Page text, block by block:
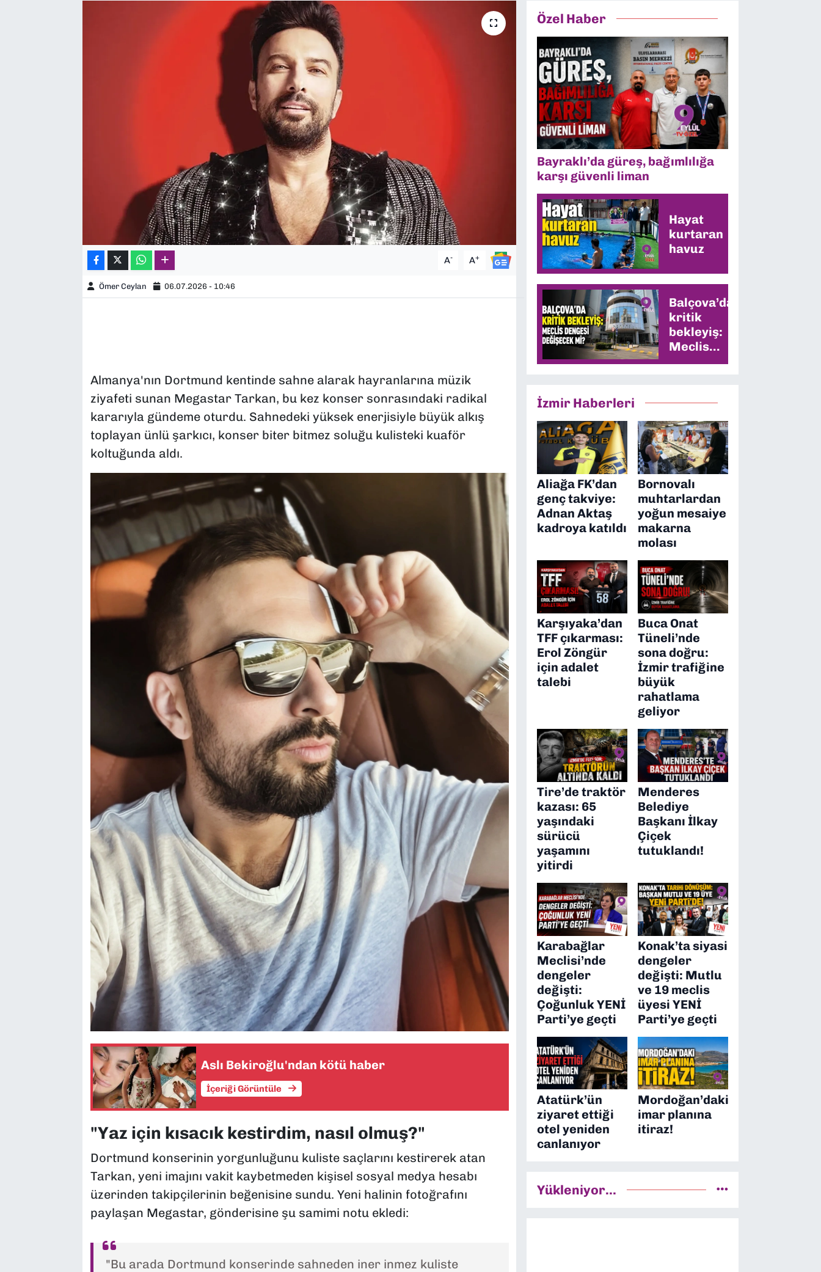
A- A+
Ömer Ceylan 06.07.2026 - 10:46
Almanya'nın Dortmund kentinde sahne alarak hayranlarına müzik
ziyafeti sunan Megastar Tarkan, bu kez konser sonrasındaki radikal
kararıyla gündeme oturdu. Sahnedeki yüksek enerjisiyle büyük alkış
toplayan ünlü şarkıcı, konser biter bitmez soluğu kulisteki kuaför
koltuğunda aldı.
Aslı Bekiroğlu'ndan kötü haber
İçeriği Görüntüle
"Yaz için kısacık kestirdim, nasıl olmuş?"
Dortmund konserinin yorgunluğunu kuliste saçlarını kestirerek atan
Tarkan, yeni imajını vakit kaybetmeden kişisel sosyal medya hesabı
üzerinden takipçilerinin beğenisine sundu. Yeni halinin fotoğrafını
paylaşan Megastar, gönderisine şu samimi notu ekledi:
"Bu arada Dortmund konserinde sahneden iner inmez kuliste
Özel Haber
Bayraklı’da güreş, bağımlılığa
karşı güvenli liman
Hayat
kurtaran
havuz
Balçova’da
kritik
bekleyiş:
Meclis
dengesi
İzmir Haberleri
Aliağa FK’dan
genç takviye:
Adnan Aktaş
kadroya katıldı
Bornovalı
muhtarlardan
yoğun mesaiye
makarna
molası
Karşıyaka’dan
TFF çıkarması:
Erol Zöngür
için adalet
talebi
Buca Onat
Tüneli’nde
sona doğru:
İzmir trafiğine
büyük
rahatlama
geliyor
Tire’de traktör
kazası: 65
yaşındaki
sürücü
yaşamını
yitirdi
Menderes
Belediye
Başkanı İlkay
Çiçek
tutuklandı!
Karabağlar
Meclisi’nde
dengeler
değişti:
Çoğunluk YENİ
Parti’ye geçti
Konak’ta siyasi
dengeler
değişti: Mutlu
ve 19 meclis
üyesi YENİ
Parti’ye geçti
Atatürk’ün
ziyaret ettiği
otel yeniden
canlanıyor
Mordoğan’daki
imar planına
itiraz!
Yükleniyor...